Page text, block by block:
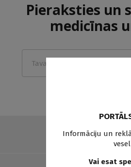
Pieraksties un
medicīnas
Informāciju un
Vai esat